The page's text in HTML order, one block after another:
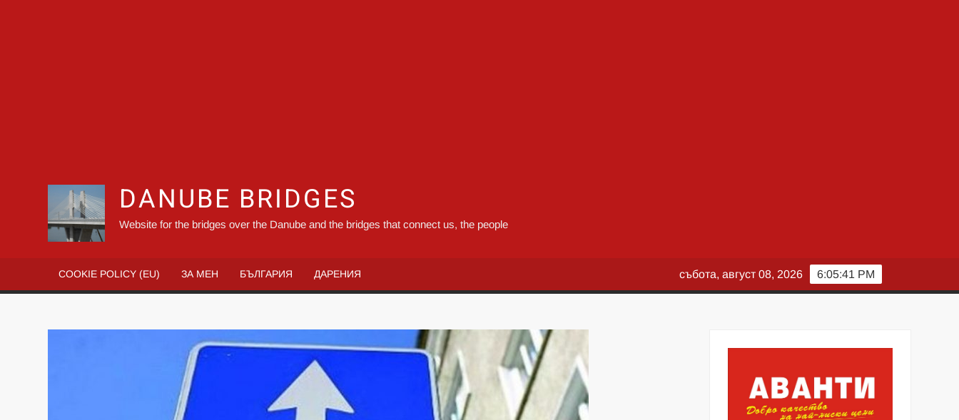
DANUBE BRIDGES
Website for the bridges over the Danube and the bridges that connect us, the people
COOKIE POLICY (EU) ЗА МЕН БЪЛГАРИЯ ДАРЕНИЯ 6:05:42 PM
събота, август 08, 2026